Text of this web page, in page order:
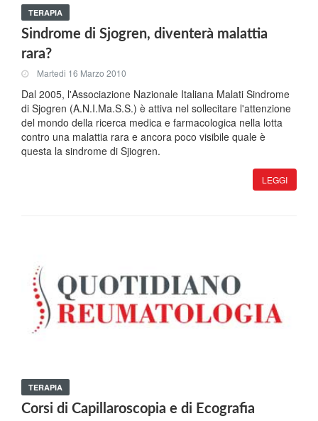
TERAPIA
Sindrome di Sjogren, diventerà malattia
rara?
Martedi 16 Marzo 2010
Dal 2005, l'Associazione Nazionale Italiana Malati Sindrome
di Sjogren (A.N.I.Ma.S.S.) è attiva nel sollecitare l'attenzione
del mondo della ricerca medica e farmacologica nella lotta
contro una malattia rara e ancora poco visibile quale è
questa la sindrome di Sjiogren.
LEGGI
TERAPIA
Corsi di Capillaroscopia e di Ecografia